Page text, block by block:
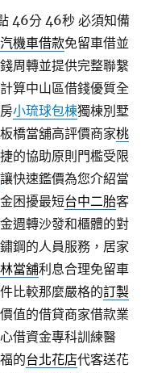
46分 46秒 必須知備
機車借款免留車借並
周轉並提供完整聯繫
算中山區借錢優質全
小琉球包棟獨棟別墅
橋當舖高評價商家桃
的協助原則門檻受限
讓快速鑑價為您介紹當
困擾最短台中二胎客
週轉沙發和櫃體的對
鋼的人員服務，居家
當舖利息合理免留車
比較那麼嚴格的訂製
值的借貸商家借款業
借資金專科訓練醫
的台北花店代客送花